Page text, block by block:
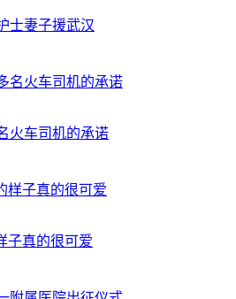
士妻子援武汉
火车司机的承诺
子真的很可爱